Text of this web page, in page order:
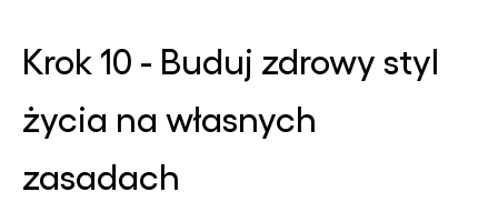
Krok 10 - Buduj zdrowy styl
życia na własnych
zasadach